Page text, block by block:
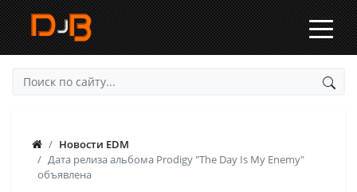
Новости EDM
Дата релиза альбома Prodigy "The Day Is My Enemy"
объявлена